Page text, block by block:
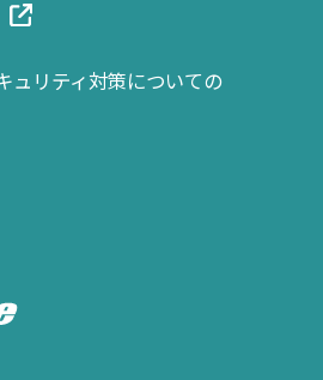
ュリティ対策についての